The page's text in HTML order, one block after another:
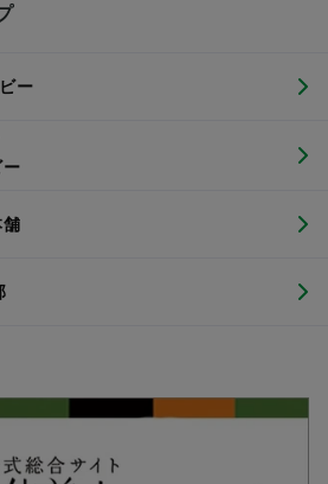
ー
ー
舗